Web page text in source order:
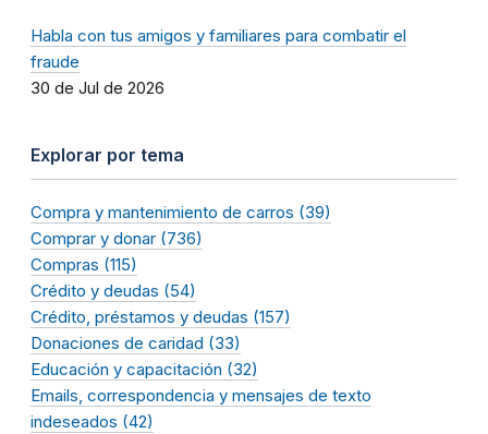
Habla con tus amigos y familiares para combatir el
fraude
30 de Jul de 2026
Explorar por tema
Compra y mantenimiento de carros (39)
Comprar y donar (736)
Compras (115)
Crédito y deudas (54)
Crédito, préstamos y deudas (157)
Donaciones de caridad (33)
Educación y capacitación (32)
Emails, correspondencia y mensajes de texto
indeseados (42)